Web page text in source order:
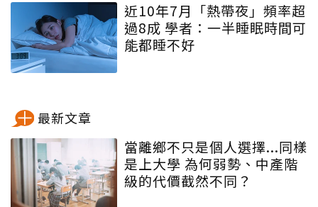
近10年7月「熱帶夜」頻率超
過8成 學者：一半睡眠時間可
能都睡不好
最新文章
當離鄉不只是個人選擇...同樣
是上大學 為何弱勢、中產階
級的代價截然不同？